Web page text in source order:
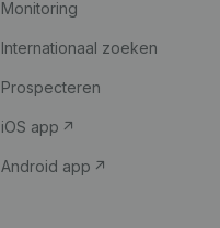
Monitoring
Internationaal zoeken
Prospecteren
iOS app
Android app